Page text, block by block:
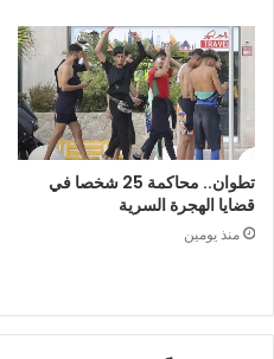
تطوان.. محاكمة 25 شخصا في
قضايا الهجرة السرية
منذ يومين